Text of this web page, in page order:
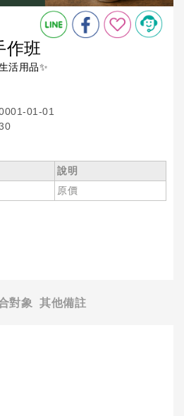
作班
活用品✨
01-01
說明
原價
對象 其他備註